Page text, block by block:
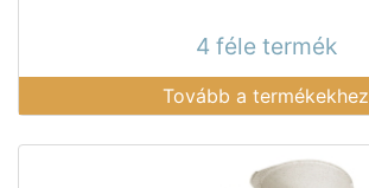
4 féle termék
Tovább a termékekhez